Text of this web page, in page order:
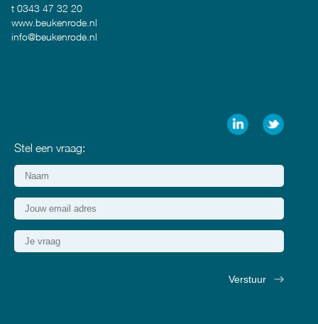
t 0343 47 32 20
www.beukenrode.nl
info@beukenrode.nl
Stel een vraag: